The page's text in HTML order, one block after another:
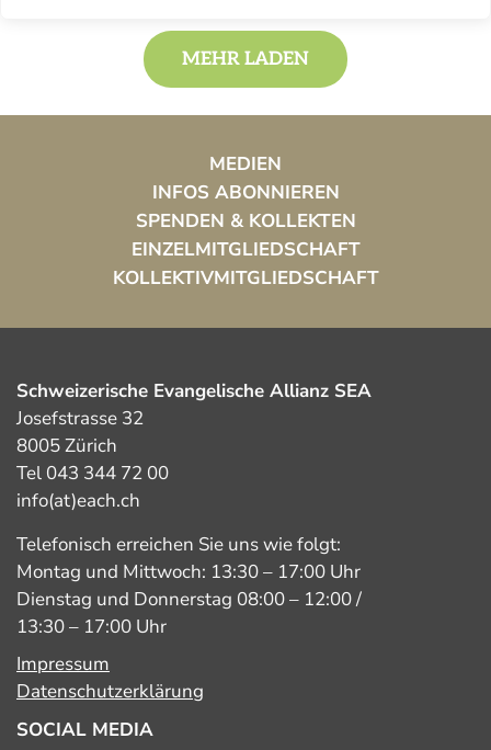
MEHR LADEN
MEDIEN
INFOS ABONNIEREN
SPENDEN & KOLLEKTEN
EINZELMITGLIEDSCHAFT
KOLLEKTIVMITGLIEDSCHAFT
Schweizerische Evangelische Allianz SEA
Josefstrasse 32
8005 Zürich
Tel 043 344 72 00
info(at)each.ch
Telefonisch erreichen Sie uns wie folgt:
Montag und Mittwoch: 13:30 – 17:00 Uhr
Dienstag und Donnerstag 08:00 – 12:00 /
13:30 – 17:00 Uhr
Impressum
Datenschutzerklärung
SOCIAL MEDIA